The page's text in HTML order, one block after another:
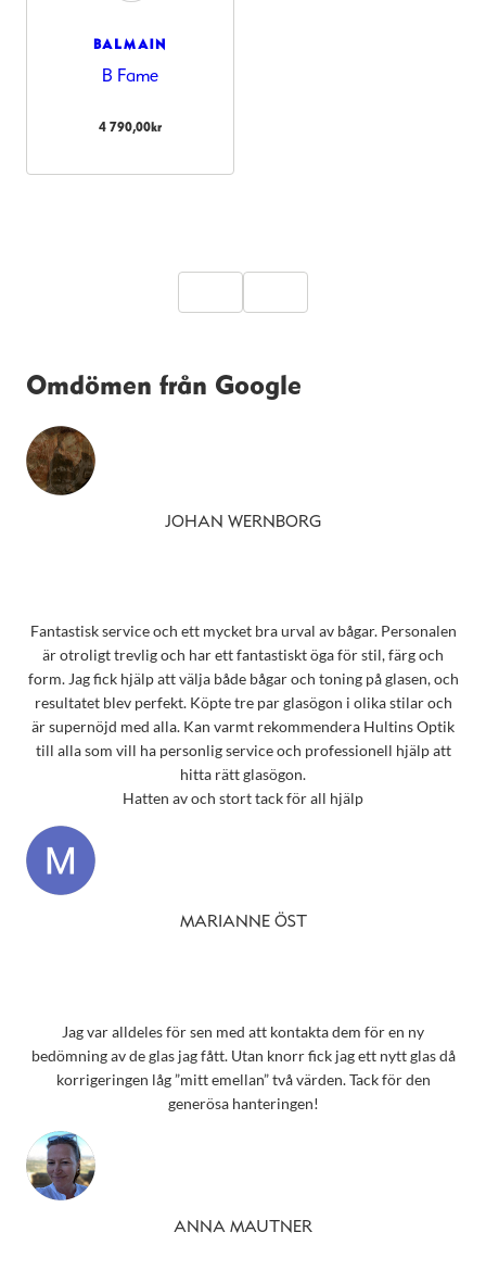
BALMAIN
B Fame
4 790,00kr
Omdömen från Google
JOHAN WERNBORG
Fantastisk service och ett mycket bra urval av bågar. Personalen
är otroligt trevlig och har ett fantastiskt öga för stil, färg och
form. Jag fick hjälp att välja både bågar och toning på glasen, och
resultatet blev perfekt. Köpte tre par glasögon i olika stilar och
är supernöjd med alla. Kan varmt rekommendera Hultins Optik
till alla som vill ha personlig service och professionell hjälp att
hitta rätt glasögon.
Hatten av och stort tack för all hjälp
MARIANNE ÖST
Jag var alldeles för sen med att kontakta dem för en ny
bedömning av de glas jag fått. Utan knorr fick jag ett nytt glas då
korrigeringen låg ”mitt emellan” två värden. Tack för den
generösa hanteringen!
ANNA MAUTNER